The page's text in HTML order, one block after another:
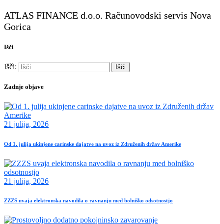
ATLAS FINANCE d.o.o. Računovodski servis Nova
Gorica
Išči
Išči:
Zadnje objave
21 julija, 2026
Od 1. julija ukinjene carinske dajatve na uvoz iz Združenih držav Amerike
21 julija, 2026
ZZZS uvaja elektronska navodila o ravnanju med bolniško odsotnostjo